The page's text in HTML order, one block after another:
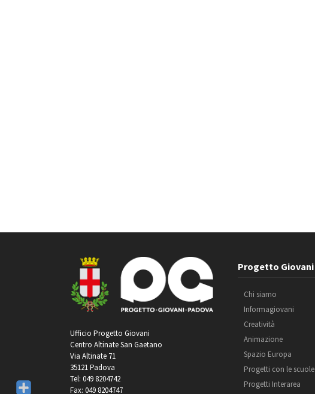
Ufficio Progetto Giovani
Centro Altinate San Gaetano
Via Altinate 71
35121 Padova
Tel: 049 8204742
Fax: 049 8204747
Progetto Giovani
Chi siamo
Informagiovani
Creatività
Animazione
Spazio Europa
Progetti con le scuole
Progetti Interarea